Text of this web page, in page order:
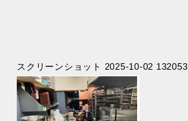
スクリーンショット 2025-10-02 132053